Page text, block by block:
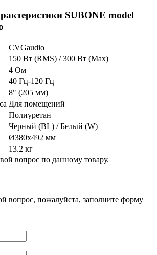
SUBONE model
CVGaudio
150 Вт (RMS) / 300 Вт (Max)
4 Ом
40 Гц-120 Гц
8" (205 мм)
Для помещений
Полиуретан
Черный (BL) / Белый (W)
Ø380х492 мм
13.2 кг
вопрос по данному товару.
вопрос, пожалуйста, заполните форму